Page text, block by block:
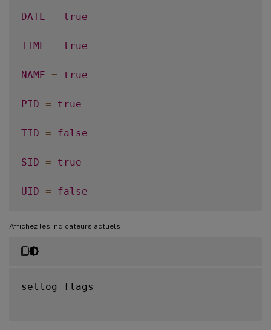
DATE = true
TIME = true
NAME = true
PID = true
TID = false
SID = true
UID = false
CLASS
Affichez les indicateurs actuels :
setlog flags